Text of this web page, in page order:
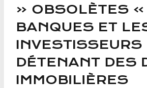
« OBSOLÈTES »
BANQUES ET
INVESTISSEURS
DÉTENANT DES
IMMOBILIÈRES